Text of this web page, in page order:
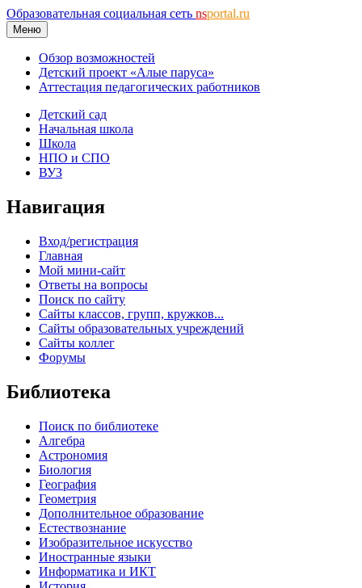
Образовательная социальная сеть nsportal.ru
Меню
Обзор возможностей
Детский проект «Алые паруса»
Аттестация педагогических работников
Детский сад
Начальная школа
Школа
НПО и СПО
ВУЗ
Навигация
Вход/регистрация
Главная
Мой мини-сайт
Ответы на вопросы
Поиск по сайту
Сайты классов, групп, кружков...
Сайты образовательных учреждений
Сайты коллег
Форумы
Библиотека
Поиск по библиотеке
Алгебра
Астрономия
Биология
География
Геометрия
Дополнительное образование
Естествознание
Изобразительное искусство
Иностранные языки
Информатика и ИКТ